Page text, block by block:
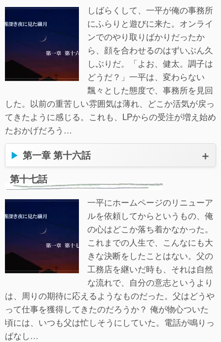
しばらくして、一平が俺の事務所
にふらりと遊びに来た。オンライ
ンでのやり取りばかりだったか
ら、顔を合わせるのはずいぶん久
しぶりだ。「よお、健太。調子は
どうだ？」一平は、変わらない
飄々とした態度で、事務所を見回
した。以前の重苦しい雰囲気は薄れ、どこか活気が戻っ
てきたように感じる。これも、LPからの受注が増え始め
たおかげだろう…
第一章 第十六話
第十七話
一平にホームページのリニューア
ルを依頼してからというもの、俺
の心はどこか落ち着かなかった。
これまでの人生で、こんなにも大
きな決断をしたことはない。父の
工務店を継いだ時も、それは自然
な流れで、自分の意志というより
は、周りの期待に応えるようなものだった。父はどうや
って仕事を獲得してきたのだろうか？ 俺が物心ついた
頃には、いつも父は忙しそうにしていた。電話が鳴りっ
ぱなし…